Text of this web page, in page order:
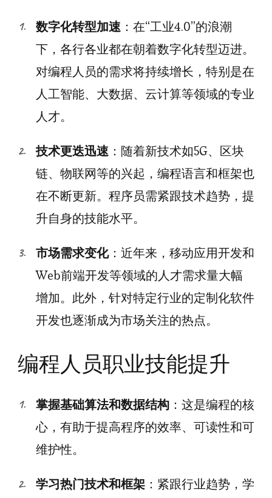
数字化转型加速：在“工业4.0”的浪潮
下，各行各业都在朝着数字化转型迈进。
对编程人员的需求将持续增长，特别是在
人工智能、大数据、云计算等领域的专业
人才。
技术更迭迅速：随着新技术如5G、区块
链、物联网等的兴起，编程语言和框架也
在不断更新。程序员需紧跟技术趋势，提
升自身的技能水平。
市场需求变化：近年来，移动应用开发和
Web前端开发等领域的人才需求量大幅
增加。此外，针对特定行业的定制化软件
开发也逐渐成为市场关注的热点。
编程人员职业技能提升
掌握基础算法和数据结构 ：这是编程的核
心，有助于提高程序的效率、可读性和可
维护性。
学习热门技术和框架 ：紧跟行业趋势，学